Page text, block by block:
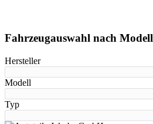
Fahrzeugauswahl nach Modell
Hersteller
Modell
Typ